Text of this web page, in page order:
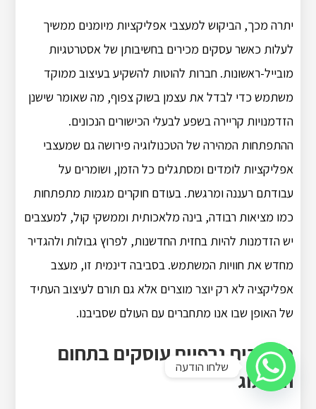
יתרה מכך, הביקוש למעצבי אפליקציות מיומנים ממשיך
לעלות כאשר עסקים מכירים בחשיבותן של אסטרטגיות
מובייל-ראשונות. חברות להוטות להשקיע בעיצוב ממוקד
משתמש כדי לבדל את עצמן בשוק צפוף, מה שאומר שישנן
הזדמנויות קריירה בשפע לבעלי הכישורים הנכונים.
ההתפתחות המהירה של הטכנולוגיה פירושה גם שמעצבי
אפליקציות לומדים ומסתגלים כל הזמן, ושומרים על
עבודתם רעננה ומרגשת. בעודם חוקרים מגמות מתפתחות
כמו מציאות רבודה, בינה מלאכותית וממשקי קול, למעצבים
יש הזדמנות להיות בחזית החדשנות, לפרוץ גבולות ולהגדיר
מחדש את חוויות המשתמש. בסביבה דינמית זו, מעצב
אפליקציה לא רק יוצר מוצרים אלא גם תורם לעיצוב העתיד
של האופן שבו אנו מתחברים עם העולם שסביבנו.
מעצבים גרפיים עוסקים בתחום
המיתוג
שלחו הודעה